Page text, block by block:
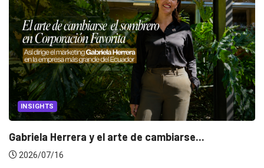
INSIGHTS
Gabriela Herrera y el arte de cambiarse...
2026/07/16